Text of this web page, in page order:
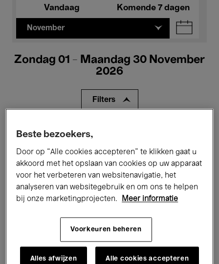
Vandaag Komende 7 dagen
November
Zondag 01 - Maandag 30 November
2026
Filters
Alle evenementen
Tentoonstellingen Films
Performances Lezingen & Debatten
Jazz Klassieke Muziek Global Music
Voor iedereen Kids’ Palace
Beste bezoekers,
Door op “Alle cookies accepteren” te klikken gaat u
akkoord met het opslaan van cookies op uw apparaat
voor het verbeteren van websitenavigatie, het
analyseren van websitegebruik en om ons te helpen
bij onze marketingprojecten.
Meer informatie
Voorkeuren beheren
Alles afwijzen Alle cookies accepteren